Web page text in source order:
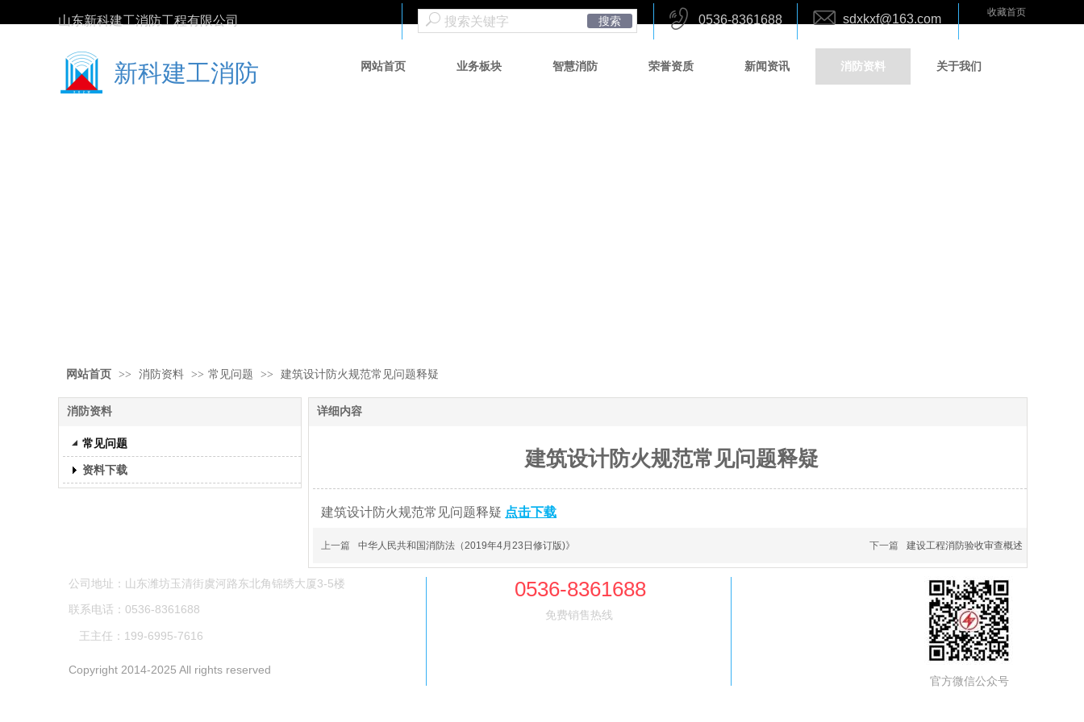
新科建工消防
山东新科建工消防工程有限公司 搜索 0536-8361688 sdxkxf@163.com
网站首页 业务板块 智慧消防 荣誉资质 新闻资讯 消防资料 关于我们
收藏首页
网站首页 >> 消防资料 >> 常见问题 >> 建筑设计防火规范常见问题释疑
消防资料
常见问题
资料下载
详细内容
建筑设计防火规范常见问题释疑
建筑设计防火规范常见问题释疑 点击下载
上一篇 中华人民共和国消防法（2019年4月23日修订版)》 下一篇 建设工程消防验收审查概述
Copyright 2014-2025 All rights reserved
0536-8361688
免费销售热线
公司地址：山东潍坊玉清街虞河路东北角锦绣大厦3-5楼
联系电话：0536-8361688
王主任：199-6995-7616
官方微信公众号